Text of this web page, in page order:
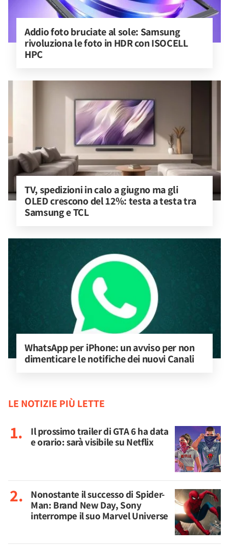
Addio foto bruciate al sole: Samsung
rivoluziona le foto in HDR con ISOCELL
HPC
TV, spedizioni in calo a giugno ma gli
OLED crescono del 12%: testa a testa tra
Samsung e TCL
WhatsApp per iPhone: un avviso per non
dimenticare le notifiche dei nuovi Canali
LE NOTIZIE PIÙ LETTE
Il prossimo trailer di GTA 6 ha data
e orario: sarà visibile su Netflix
Nonostante il successo di Spider-
Man: Brand New Day, Sony
interrompe il suo Marvel Universe